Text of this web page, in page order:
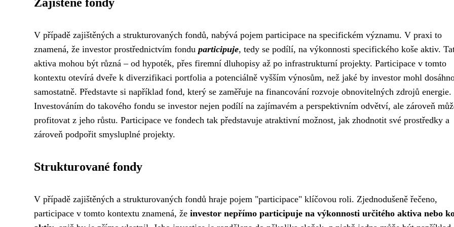
V případě zajištěných a strukturovaných fondů, nabývá pojem participace na specifickém významu. V praxi to
znamená, že investor prostřednictvím fondu participuje, tedy se podílí, na výkonnosti specifického koše aktiv.
aktiva mohou být různá – od hypoték, přes firemní dluhopisy až po infrastrukturní projekty. Participace v tomto
kontextu otevírá dveře k diverzifikaci portfolia a potenciálně vyšším výnosům, než jaké by investor mohl
samostatně. Představte si například fond, který se zaměřuje na financování rozvoje obnovitelných zdrojů energie.
Investováním do takového fondu se investor nejen podílí na zajímavém a perspektivním odvětví, ale zároveň
profitovat z jeho růstu. Participace ve fondech tak představuje atraktivní možnost, jak zhodnotit své prostředky a
zároveň podpořit smysluplné projekty.
Strukturované fondy
V případě zajištěných a strukturovaných fondů hraje pojem "participace" klíčovou roli. Zjednodušeně řečeno,
participace v tomto kontextu znamená, že investor nepřímo participuje na výkonnosti určitého aktiva nebo